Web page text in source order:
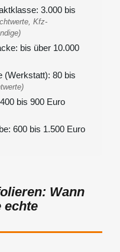
3.000 bis
Kfz-
bis über 10.000
(Werkstatt): 80 bis
bis 900 Euro
600 bis 1.500 Euro
Wann
echte